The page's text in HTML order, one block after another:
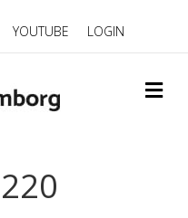
YOUTUBE LOGIN
M
E